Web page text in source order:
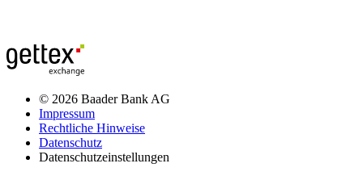
© 2026 Baader Bank AG
Impressum
Rechtliche Hinweise
Datenschutz
Datenschutzeinstellungen